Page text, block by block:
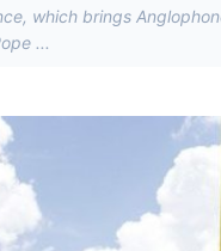
which brings
...